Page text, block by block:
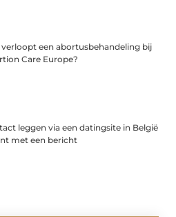
verloopt een abortusbehandeling bij
Care Europe?
leggen via een datingsite in België
met een bericht